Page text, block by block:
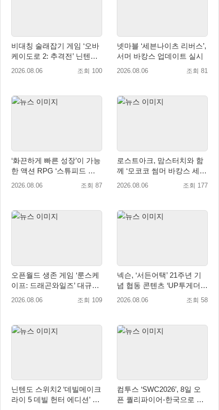
비대칭 술래잡기 게임 ‘오바
케이도로 2: 추격전’ 닌텐도
eShop 출시
2026.08.06 조회 100
넷마블 ‘세븐나이츠 리버스’,
서머 바캉스 업데이트 실시
2026.08.06 조회 81
‘화끈하게 빠른 성장’이 가능
한 액션 RPG ‘스튜피드 네
버 다이즈’ 패키지판 예약판
2026.08.06 조회 87
로스트아크, 맘스터치와 함
께 ‘모코코 썸머 바캉스 세
트’ 출시
2026.08.06 조회 177
오픈월드 생존 게임 ‘룬스케
이프: 드래곤와일즈’ 대규모
유저 편의성 개선 및 사이드
2026.08.06 조회 109
넥슨, ‘서든어택’ 21주년 기
념 협동 콘텐츠 ‘UP투게더’
업데이트
2026.08.06 조회 58
닌텐도 스위치2 ‘데빌메이크
라이 5 데빌 헌터 에디션’ 패
컴투스 ‘SWC2026’, 8일 오
픈 퀄리파이어-한국으로 시